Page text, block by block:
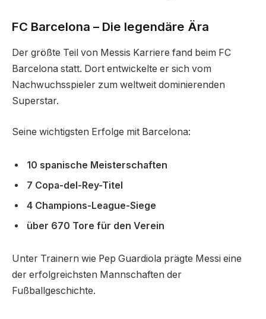
FC Barcelona – Die legendäre Ära
Der größte Teil von Messis Karriere fand beim FC
Barcelona statt. Dort entwickelte er sich vom
Nachwuchsspieler zum weltweit dominierenden
Superstar.
Seine wichtigsten Erfolge mit Barcelona:
10 spanische Meisterschaften
7 Copa-del-Rey-Titel
4 Champions-League-Siege
über 670 Tore für den Verein
Unter Trainern wie Pep Guardiola prägte Messi eine
der erfolgreichsten Mannschaften der
Fußballgeschichte.